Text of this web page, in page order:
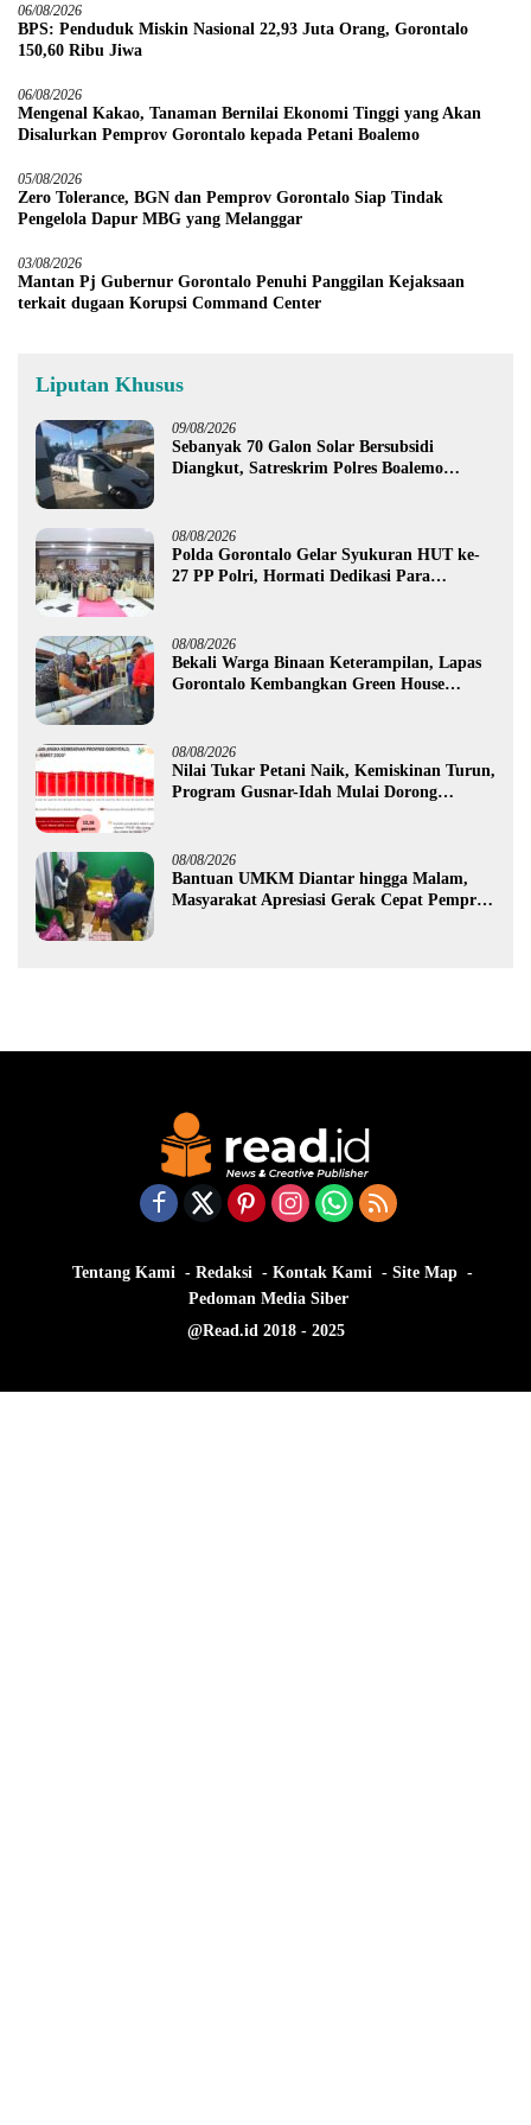
06/08/2026
BPS: Penduduk Miskin Nasional 22,93 Juta Orang, Gorontalo
150,60 Ribu Jiwa
06/08/2026
Mengenal Kakao, Tanaman Bernilai Ekonomi Tinggi yang Akan
Disalurkan Pemprov Gorontalo kepada Petani Boalemo
05/08/2026
Zero Tolerance, BGN dan Pemprov Gorontalo Siap Tindak
Pengelola Dapur MBG yang Melanggar
03/08/2026
Mantan Pj Gubernur Gorontalo Penuhi Panggilan Kejaksaan
terkait dugaan Korupsi Command Center
Liputan Khusus
09/08/2026
Sebanyak 70 Galon Solar Bersubsidi
Diangkut, Satreskrim Polres Boalemo
08/08/2026
Polda Gorontalo Gelar Syukuran HUT ke-
27 PP Polri, Hormati Dedikasi Para
08/08/2026
Bekali Warga Binaan Keterampilan, Lapas
Gorontalo Kembangkan Green House
08/08/2026
Nilai Tukar Petani Naik, Kemiskinan Turun,
Program Gusnar-Idah Mulai Dorong
08/08/2026
Bantuan UMKM Diantar hingga Malam,
Masyarakat Apresiasi Gerak Cepat Pemprov
Tentang Kami Redaksi Kontak Kami
Site Map
Pedoman Media Siber
@Read.id 2018 - 2025